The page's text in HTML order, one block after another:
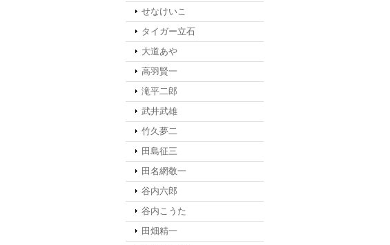
せなけいこ
タイガー立石
大道あや
高羽賢一
滝平二郎
武井武雄
竹久夢二
田島征三
田名網敬一
谷内六郎
谷内こうた
田畑精一